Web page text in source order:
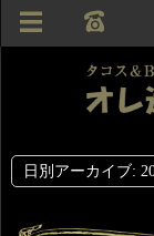
日別アーカイブ: